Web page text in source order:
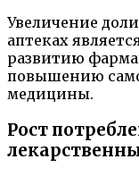
Увеличение
аптеках
развитию
повышению
медицины.
Рост